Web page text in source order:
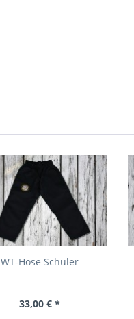
WT-Hose Schüler
33,00 € *